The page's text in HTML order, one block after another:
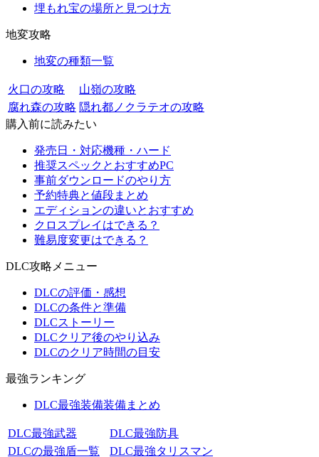
埋もれ宝の場所と見つけ方
地変攻略
地変の種類一覧
火口の攻略
山嶺の攻略
腐れ森の攻略 隠れ都ノクラテオの攻略
購入前に読みたい
発売日・対応機種・ハード
推奨スペックとおすすめPC
事前ダウンロードのやり方
予約特典と値段まとめ
エディションの違いとおすすめ
クロスプレイはできる？
難易度変更はできる？
DLC攻略メニュー
DLCの評価・感想
DLCの条件と準備
DLCストーリー
DLCクリア後のやり込み
DLCのクリア時間の目安
最強ランキング
DLC最強装備装備まとめ
DLC最強武器
DLC最強防具
DLCの最強盾一覧
DLC最強タリスマン